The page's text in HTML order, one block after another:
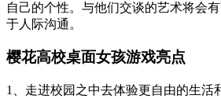
自己的个性。与他们交谈的艺术将会
于人际沟通。
樱花高校桌面女孩游戏亮点
1、走进校园之中去体验更自由的生活